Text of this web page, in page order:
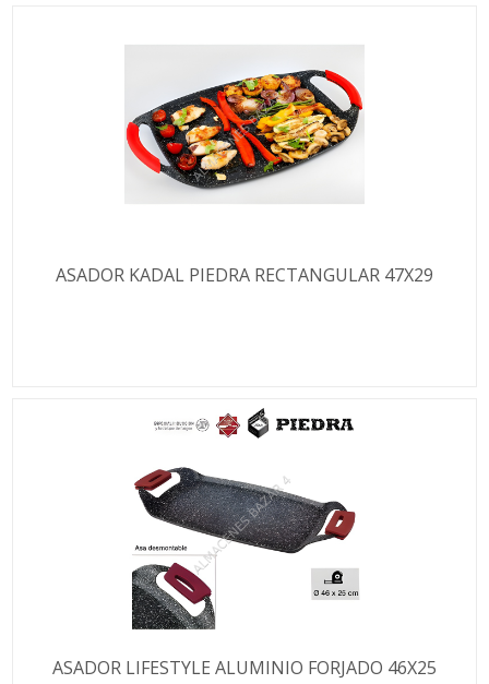
ASADOR KADAL PIEDRA RECTANGULAR 47X29
ASADOR LIFESTYLE ALUMINIO FORJADO 46X25